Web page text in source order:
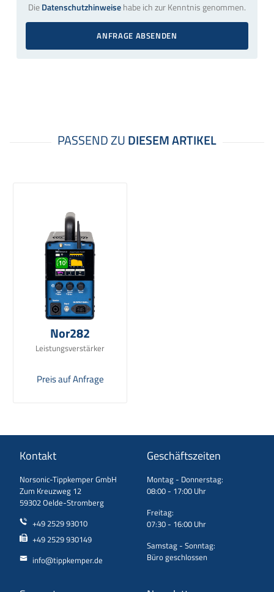
DieDatenschutzhinweisehabe ich zur Kenntnis genommen.
ANFRAGE ABSENDEN
Nor282
Leistungsverstärker
Preis auf Anfrage
Kontakt
Norsonic-Tippkemper GmbH
Zum Kreuzweg 12
59302 Oelde-Stromberg
+49 2529 93010
+49 2529 930149
info@tippkemper.de
Geschäftszeiten
Montag - Donnerstag:
08:00 - 17:00 Uhr
Freitag:
07:30 - 16:00 Uhr
Samstag - Sonntag:
Büro geschlossen